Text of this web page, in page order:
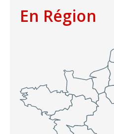
En Région